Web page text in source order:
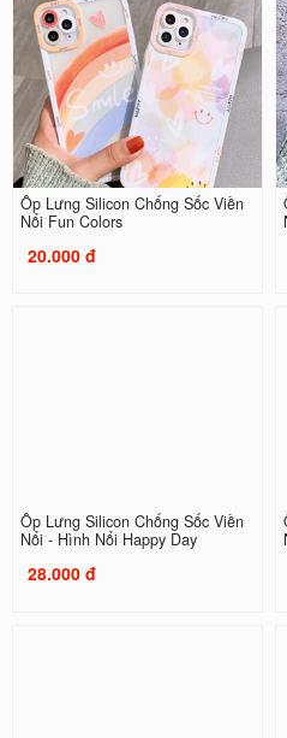
Ốp Lưng Silicon Chống Sốc Viền
Nổi Fun Colors
20.000 đ
Ốp Lưng Silicon Chống Sốc Viền
Nổi - Hình Nổi Happy Day
28.000 đ